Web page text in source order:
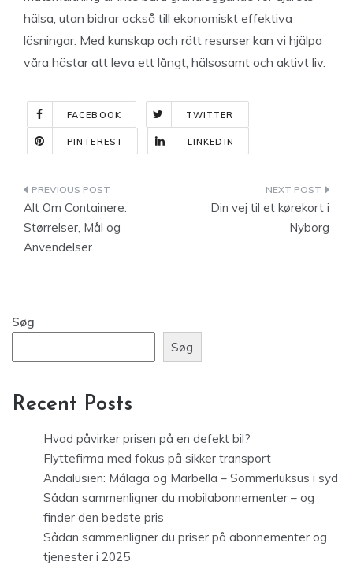
hälsa, utan bidrar också till ekonomiskt effektiva
lösningar. Med kunskap och rätt resurser kan vi hjälpa
våra hästar att leva ett långt, hälsosamt och aktivt liv.
FACEBOOK TWITTER
PINTEREST LINKEDIN
Indlægsnavigation
Alt Om Containere:
Størrelser, Mål og
Anvendelser
Din vej til et kørekort i
Nyborg
Søg
Søg
Recent Posts
Hvad påvirker prisen på en defekt bil?
Flyttefirma med fokus på sikker transport
Andalusien: Málaga og Marbella – Sommerluksus i syd
Sådan sammenligner du mobilabonnementer – og
finder den bedste pris
Sådan sammenligner du priser på abonnementer og
tjenester i 2025